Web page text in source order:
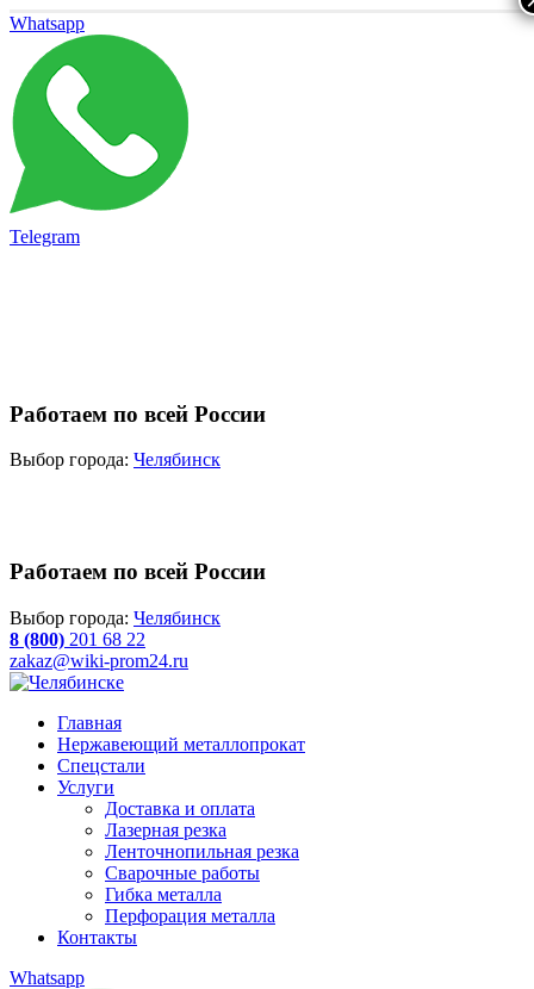
Whatsapp
Telegram
Работаем по всей России
Выбор города: Челябинск
Работаем по всей России
Выбор города: Челябинск
8 (800) 201 68 22
zakaz@wiki-prom24.ru
Главная
Нержавеющий металлопрокат
Спецстали
Услуги
Доставка и оплата
Лазерная резка
Ленточнопильная резка
Сварочные работы
Гибка металла
Перфорация металла
Контакты
Whatsapp